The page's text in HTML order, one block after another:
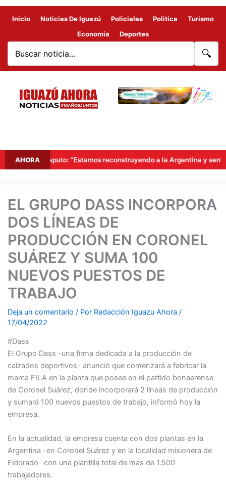
Inicio Noticias De Iguazú Policiales Politica
Turismo
Economia
Deportes
🔍
AHORA
Luis Caputo: “Estamos reconstruyendo a la Argentina y sentando
EL GRUPO DASS INCORPORA
DOS LÍNEAS DE
PRODUCCIÓN EN CORONEL
SUÁREZ Y SUMA 100
NUEVOS PUESTOS DE
TRABAJO
Deja un comentario / Por Redacción Iguazu Ahora /
17/04/2022
#Dass
El Grupo Dass -una firma dedicada a la producción de
calzados deportivos- anunció que comenzará a fabricar la
marca FILA en la planta que posee en el partido bonaerense
de Coronel Suárez, donde incorporará 2 líneas de producción
y sumará 100 nuevos puestos de trabajo, informó hoy la
empresa.
En la actualidad, la empresa cuenta con dos plantas en la
Argentina -en Coronel Suárez y en la localidad misionera de
Eldorado- con una plantilla total de más de 1.500
trabajadores.